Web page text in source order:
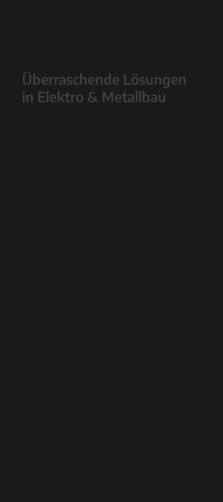
Überraschende Lösungen
in Elektro & Metallbau